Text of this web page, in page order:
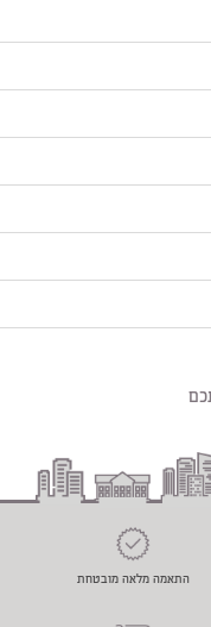
התאמה מלאה מובטחת